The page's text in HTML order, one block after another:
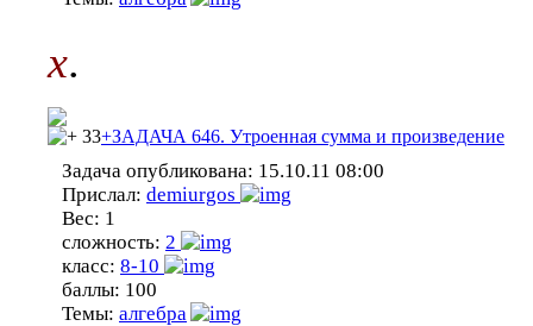
x.
33+ЗАДАЧА 646. Утроенная сумма и произведение
Задача опубликована: 15.10.11 08:00
Прислал: demiurgos
Вес: 1
сложность: 2
класс: 8-10
баллы: 100
Темы: алгебра